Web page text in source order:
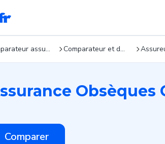
Comparateur assurance : devis gratuits en 5 min Comparateur et devis d’assurance obsèques
Obsèques
Comparer